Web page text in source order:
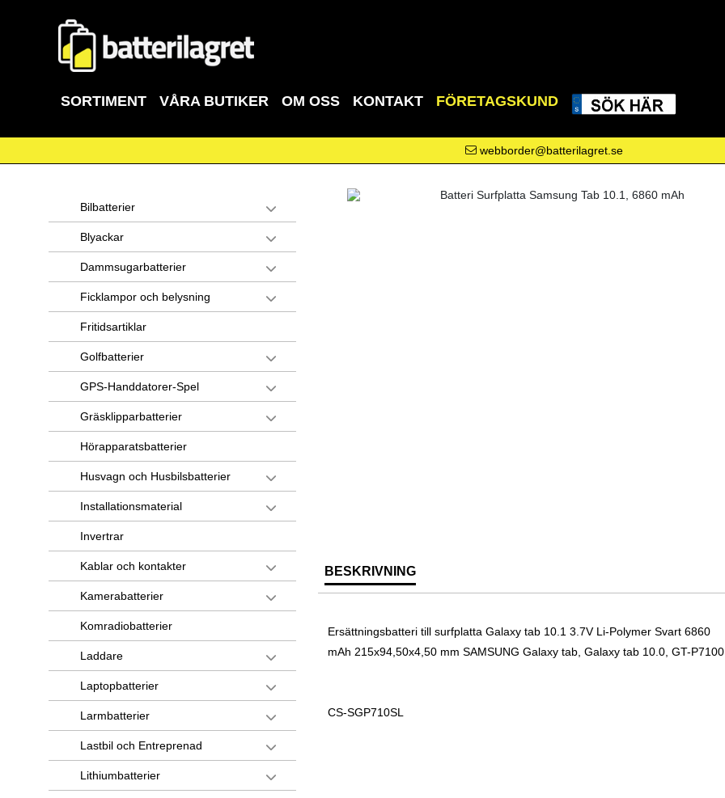
SORTIMENT VÅRA BUTIKER OM OSS KONTAKT FÖRETAGSKUND
webborder@batterilagret.se
Bilbatterier
Blyackar
Dammsugarbatterier
Ficklampor och belysning
Fritidsartiklar
Golfbatterier
GPS-Handdatorer-Spel
Gräsklipparbatterier
Hörapparatsbatterier
Husvagn och Husbilsbatterier
Installationsmaterial
Invertrar
Kablar och kontakter
Kamerabatterier
Komradiobatterier
Laddare
Laptopbatterier
Larmbatterier
Lastbil och Entreprenad
Lithiumbatterier
BESKRIVNING
Ersättningsbatteri till surfplatta Galaxy tab 10.1 3.7V Li-Polymer Svart 6860
mAh 215x94,50x4,50 mm SAMSUNG Galaxy tab, Galaxy tab 10.0, GT-P7100
CS-SGP710SL